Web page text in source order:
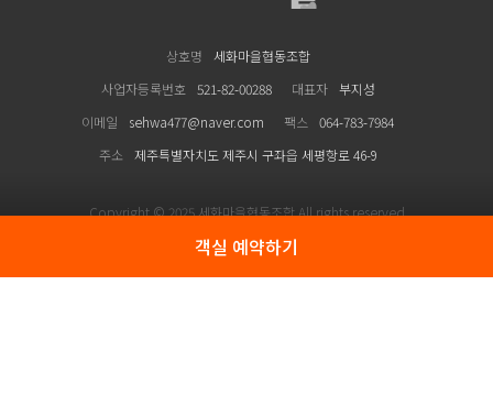
객실 예약하기
상호명
세화마을협동조합
사업자등록번호
521-82-00288 대표자
부지성
이메일
sehwa477@naver.com 팩스
064-783-7984
주소
제주특별자치도 제주시 구좌읍 세평항로 46-9
Copyright © 2025 세화마을협동조합 All rights reserved